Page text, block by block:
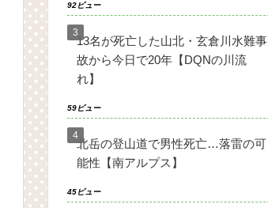
92ビュー
13名が死亡した山北・玄倉川水難事
故から今日で20年【DQNの川流
れ】
59ビュー
北岳の登山道で男性死亡…落雷の可
能性【南アルプス】
45ビュー